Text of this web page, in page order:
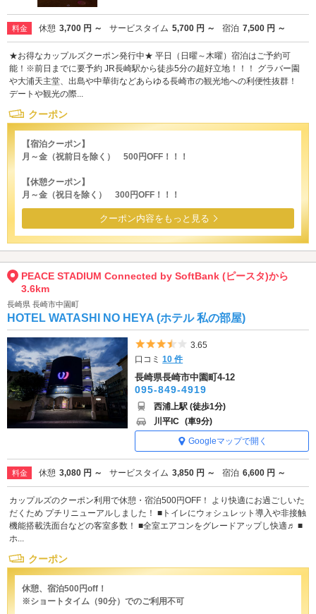
料金 休憩 3,700 円 ～ サービスタイム 5,700 円 ～ 宿泊 7,500 円 ～
★お得なカップルズクーポン発行中★ 平日（日曜～木曜）宿泊はご予約可
能！※前日までに要予約 JR長崎駅から徒歩5分の超好立地！！！ グラバー園
や大浦天主堂、出島や中華街などあらゆる長崎市の観光地への利便性抜群！
デートや観光の際...
クーポン
【宿泊クーポン】
月～金（祝前日を除く） 500円OFF！！！
【休憩クーポン】
月～金（祝日を除く） 300円OFF！！！
クーポン内容をもっと見る
PEACE STADIUM Connected by SoftBank (ピースタ)から
3.6km
長崎県 長崎市中園町
HOTEL WATASHI NO HEYA (ホテル 私の部屋)
5つ星のうち3.5
3.65
口コミ10 件
長崎県長崎市中園町4-12
095-849-4919
西浦上駅 (徒歩1分)
川平IC (車9分)
Googleマップで開く
料金 休憩 3,080 円 ～ サービスタイム 3,850 円 ～ 宿泊 6,600 円 ～
カップルズのクーポン利用で休憩・宿泊500円OFF！ より快適にお過ごしいた
だくため プチリニューアルしました！ ■トイレにウォシュレット導入や非接触
機能搭載洗面台などの客室多数！ ■全室エアコンをグレードアップし快適♬ ■
ホ...
クーポン
休憩、宿泊500円off！
※ショートタイム（90分）でのご利用不可